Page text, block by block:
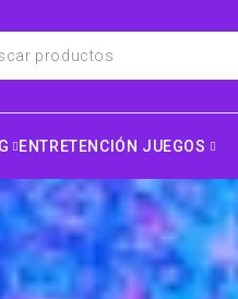
ENTRETENCIÓN JUEGOS